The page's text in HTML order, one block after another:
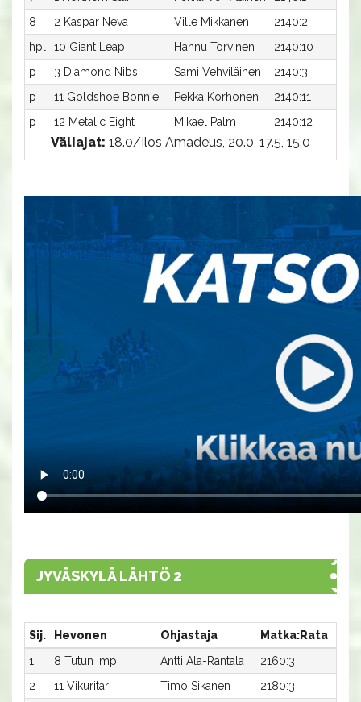
8
2 Kaspar Neva Ville Mikkanen 2140:2
hpl
10 Giant Leap Hannu Torvinen 2140:10
p
3 Diamond Nibs Sami Vehviläinen 2140:3
p
11 Goldshoe Bonnie Pekka Korhonen 2140:11
p
12 Metalic Eight Mikael Palm 2140:12
Väliajat: 18.0/Ilos Amadeus, 20.0, 17.5, 15.0
JYVÄSKYLÄ LÄHTÖ 2
Sij. Hevonen Ohjastaja Matka:Rata
1
8 Tutun Impi Antti Ala-Rantala 2160:3
2
11 Vikuritar Timo Sikanen 2180:3